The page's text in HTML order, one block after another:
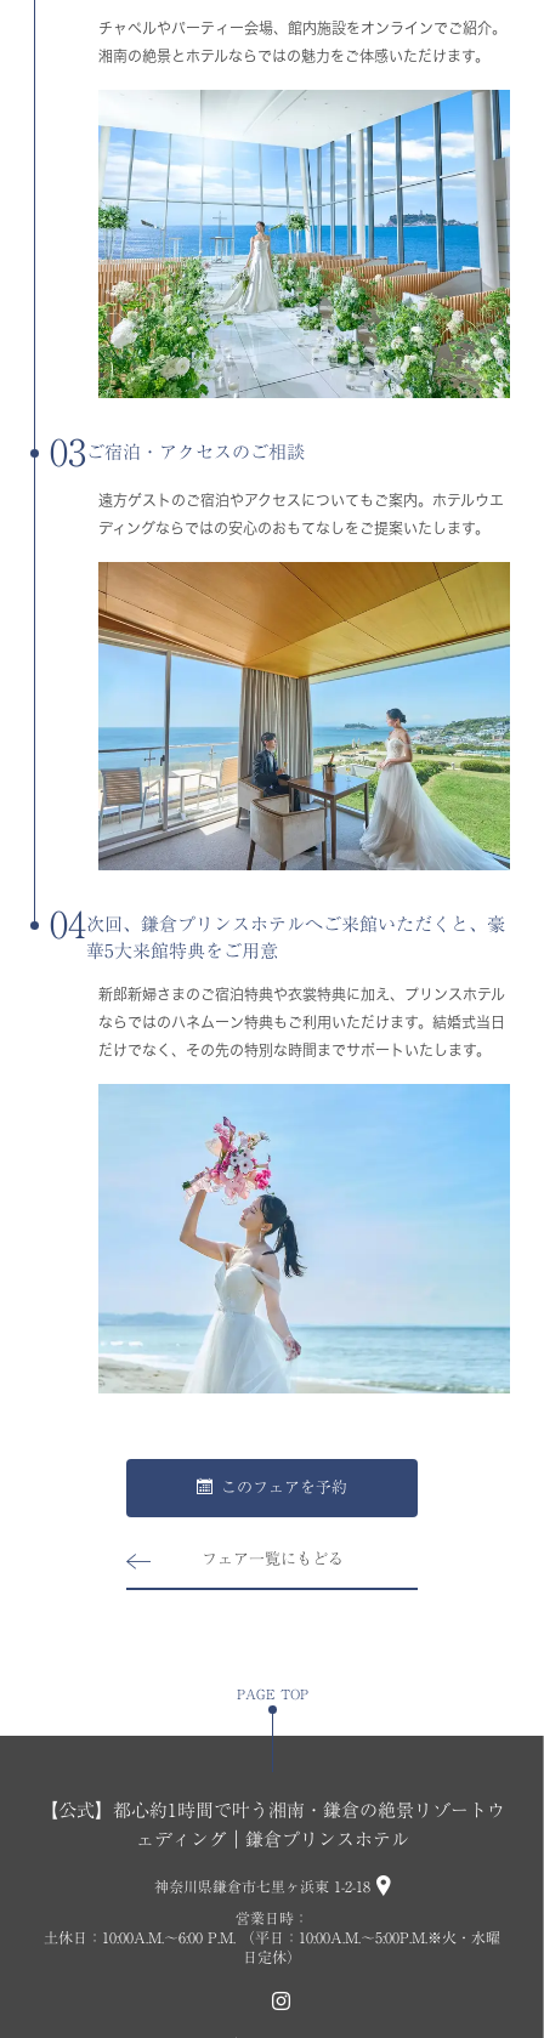
チャペルやパーティー会場、館内施設をオンラインでご紹介。
湘南の絶景とホテルならではの魅力をご体感いただけます。
03 ご宿泊・アクセスのご相談
遠方ゲストのご宿泊やアクセスについてもご案内。ホテルウエ
ディングならではの安心のおもてなしをご提案いたします。
04次回、鎌倉プリンスホテルへご来館いただくと、豪
華5大来館特典をご用意
新郎新婦さまのご宿泊特典や衣裳特典に加え、プリンスホテル
ならではのハネムーン特典もご利用いただけます。結婚式当日
だけでなく、その先の特別な時間までサポートいたします。
このフェアを予約
フェア一覧にもどる
PAGE TOP
【公式】都心約1時間で叶う湘南・鎌倉の絶景リゾートウ
ェディング｜鎌倉プリンスホテル
神奈川県鎌倉市七里ヶ浜東 1-2-18
営業日時：
土休日：10:00A.M.〜6:00 P.M. （平日：10:00A.M.～5:00P.M.※火・水曜
日定休）